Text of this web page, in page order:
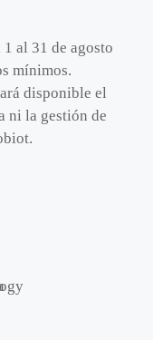
al 31 de agosto
mínimos.
disponible el
ni la gestión de